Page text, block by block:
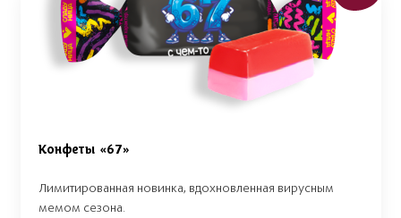
Конфеты «67»
Лимитированная новинка, вдохновленная вирусным
мемом сезона.